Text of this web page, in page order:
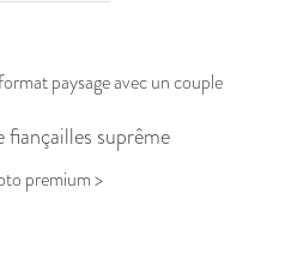
fiançailles suprême
premium >